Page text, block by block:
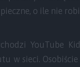
o ile nie
YouTube
w sieci.